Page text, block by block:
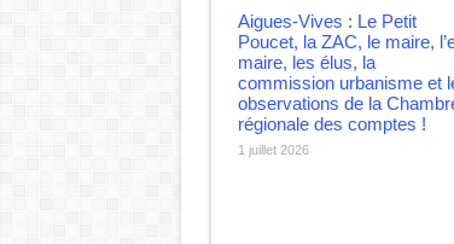
Aigues-Vives : Le Petit
Poucet, la ZAC, le maire,
maire, les élus, la
commission urbanisme et
observations de la
régionale des comptes !
1 juillet 2026